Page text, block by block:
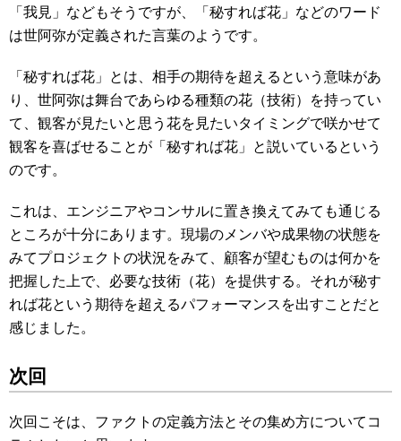
「我見」などもそうですが、「秘すれば花」などのワード
は世阿弥が定義された言葉のようです。
「秘すれば花」とは、相手の期待を超えるという意味があ
り、世阿弥は舞台であらゆる種類の花（技術）を持ってい
て、観客が見たいと思う花を見たいタイミングで咲かせて
観客を喜ばせることが「秘すれば花」と説いているという
のです。
これは、エンジニアやコンサルに置き換えてみても通じる
ところが十分にあります。現場のメンバや成果物の状態を
みてプロジェクトの状況をみて、顧客が望むものは何かを
把握した上で、必要な技術（花）を提供する。それが秘す
れば花という期待を超えるパフォーマンスを出すことだと
感じました。
次回
次回こそは、ファクトの定義方法とその集め方についてコ